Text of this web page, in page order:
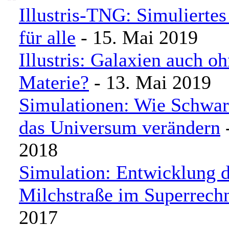
Illustris-TNG:
für alle - 15. Mai 2019
Illustris: Galaxien auch
Materie? - 13. Mai 2019
Simulationen: Wie
das Universum verändern
2018
Simulation: Entwicklung
Milchstraße im
2017